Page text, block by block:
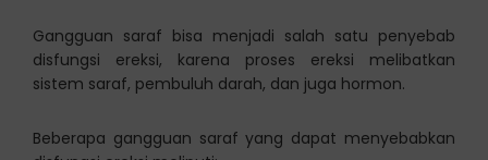
Gangguan saraf bisa menjadi salah satu penyebab
disfungsi ereksi, karena proses ereksi melibatkan
sistem saraf, pembuluh darah, dan juga hormon.
Beberapa gangguan saraf yang dapat menyebabkan